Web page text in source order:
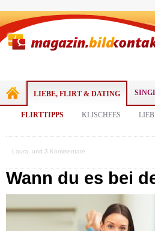
LIEBE, FLIRT & DATING
FLIRTTIPPS KLISCHEES
Laura, und 3 Kommentare
Wann du es bei